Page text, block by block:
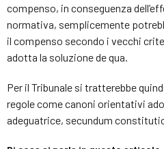
compenso, in conseguenza
normativa, semplicemente
il compenso secondo i vecchi
adotta la soluzione de qua.
Per il Tribunale si tratterebbe
regole come canoni orientativi
adeguatrice, secundum